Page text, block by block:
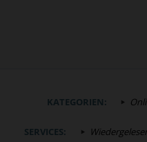
KATEGORIEN:
SERVICES: